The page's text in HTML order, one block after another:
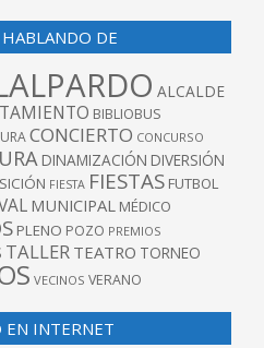
DE
ALCALDE
BIBLIOBUS
CONCIERTO CONCURSO
DINAMIZACIÓN DIVERSIÓN
FIESTA FIESTAS FUTBOL
MUNICIPAL MÉDICO
PLENO POZO PREMIOS
TALLER TEATRO TORNEO
VECINOS VERANO
EN INTERNET